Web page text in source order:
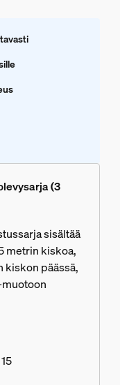
(3
sisältää
metrin kiskoa,
kiskon päässä,